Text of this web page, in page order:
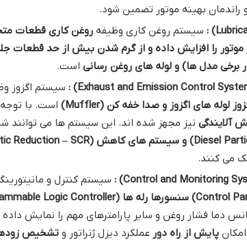
راندمان بهینه موتور تضمین شود.
: سیستم روغن کاری وظیفهروغن کاری قطعات
را افزایش داده و از گرم شدن بیش از حد قطعات
برخی مدل ها) و لوله های روغن رسانی است.
: سیستم اگزوز
لوله های اگزوز و صدا خفه کن (Muffler)
است. با
آلایندگی نیز مجهز شده اند. این سیستم ها می توانند
و سیستم های کاهش NOx (Selective Catalytic Reduction – SCR)
: سیستم کنترل و
سنسورها رله هاLogic Controller)
دما فشار روغن و سایر پارامترهای مهم را نمایش
پایش از راه دور عملکرد دیزل ژنراتور وتشخیص